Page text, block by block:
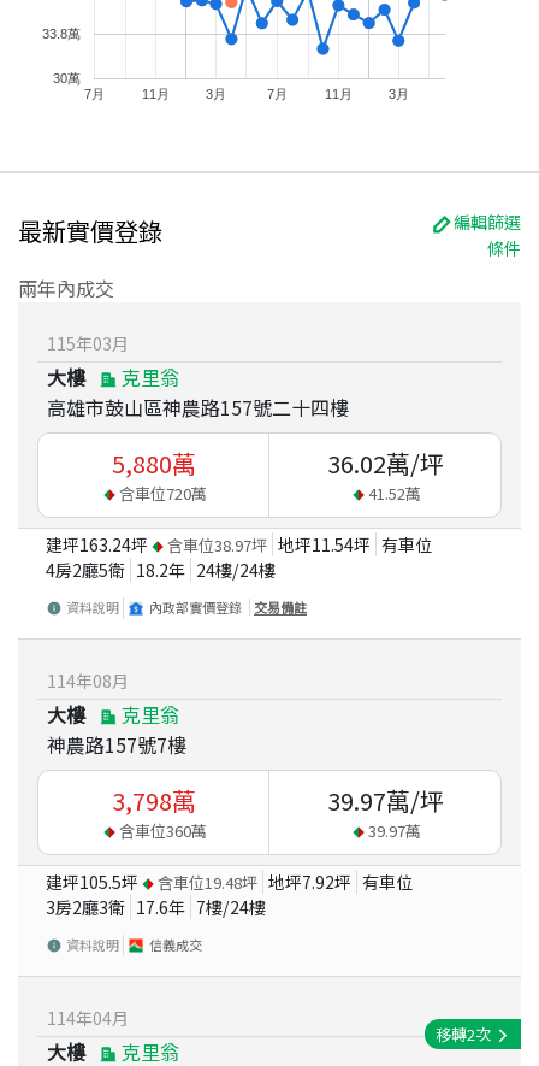
7月 11月 3月 7月 11月 3月
30萬
33.8萬
最新實價登錄
編輯篩選
條件
兩年內成交
115年03月
大樓
克里翁
高雄市鼓山區神農路157號二十四樓
5,880萬
含車位720萬
36.02萬/坪
41.52萬
建坪163.24坪 含車位38.97坪 地坪11.54坪 有車位
4房2廳5衛 18.2年 24樓/24樓
資料說明 內政部實價登錄 交易備註
114年08月
大樓
克里翁
神農路157號7樓
3,798萬
含車位360萬
39.97萬/坪
39.97萬
建坪105.5坪 含車位19.48坪 地坪7.92坪 有車位
3房2廳3衛 17.6年 7樓/24樓
資料說明 信義成交
114年04月
大樓 克里翁
移轉2次